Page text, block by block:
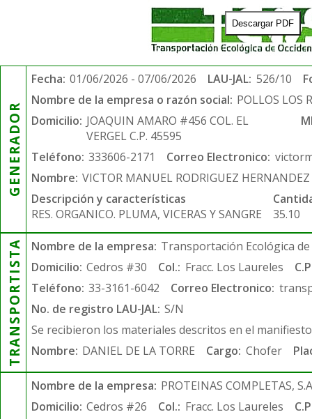
Descargar PDF
GENERADOR
Fecha: 01/06/2026 - 07/06/2026 LAU-JAL: 526/10
Nombre de la empresa o razón social: POLLOS LOS
Domicilio: JOAQUIN AMARO #456 COL. EL
VERGEL C.P. 45595
Teléfono: 333606-2171 Correo Electronico:
Nombre: VICTOR MANUEL RODRIGUEZ HERNANDEZ
Descripción y características
RES. ORGANICO. PLUMA, VICERAS Y SANGRE
35.10
TRANSPORTISTA Nombre de la empresa: Transportación Ecológica de
Domicilio: Cedros #30 Col.: Fracc. Los Laureles
Teléfono: 33-3161-6042 Correo Electronico:
No. de registro LAU-JAL: S/N
Se recibieron los materiales descritos en el
Nombre: DANIEL DE LA TORRE Cargo: Chofer
Nombre de la empresa: PROTEINAS COMPLETAS,
Domicilio: Cedros #26 Col.: Fracc. Los Laureles